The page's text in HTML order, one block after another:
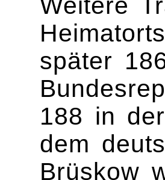
später
188 in
dem
Brüskow